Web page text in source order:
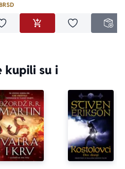
RSD
Dodaj u omiljeneDODAJ U KORPU
Dodaj u
kupili su i